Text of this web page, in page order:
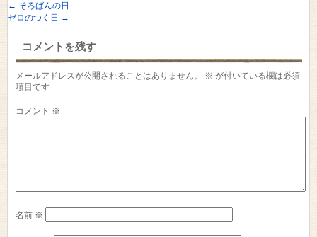
← そろばんの日
ゼロのつく日 →
コメントを残す
メールアドレスが公開されることはありません。 ※ が付いている欄は必須
項目です
コメント ※
名前 ※